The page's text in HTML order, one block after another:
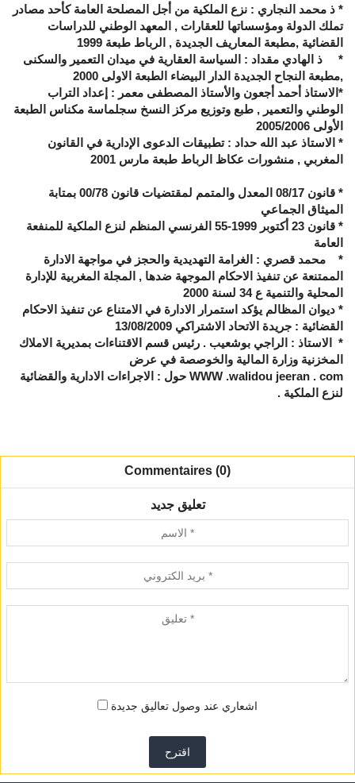
* ذ محمد النجاري : نزع الملكية من أجل المصلحة العامة كأحد مصادر
تملك الدولة ومؤسساتها للعقارات , المعهد الوطني للدراسات
القضائية ,مطبعة المعاريف الجديدة , الرباط طبعة 1999
* ذ الهادي مقداد : السياسة العقارية في ميدان التعمير والسكنى
,مطبعة النجاح الجديدة الدار البيضاء الطبعة الاولى 2000
*الاستاذ أحمد أجعون والأستاذ المصطفى معمر : إعداد التراب
الوطني والتعمير , طبع وتوزيع مركز النسخ سجلماسة مكناس الطبعة
الأولى 2005/2006
* الاستاذ عبد الله حداد : تطبيقات الدعوى الإدارية في القانون
المغربي , منشورات عكاظ الرباط طبعة مارس 2001
* قانون 08/17 المعدل والمتمم لمقتضيات قانون 00/78 بمتابة
الميثاق الجماعي
*
قانون 23 أكتوبر 1999-55 الفرنسي المنظم لنزع الملكية للمنفعة
العامة
* محمد قصري : الغرامة التهديدية والحجز في مواجهة الادارة
الممتنعة عن تنفيذ الاحكام الموجهة ضدها , المجلة المغربية للإدارة
المحلية والتنمية ع 34 لسنة 2000
* ديوان المظالم يؤكد استمرار الادارة في الامتناع عن تنفيذ الاحكام
القضائية : جريدة الاتحاد الاشتراكي 13/08/2009
* الاستاذ : الراجي بوشعيب . رئيس قسم الاقتناءات بمديرية الاملاك
المخزنية وزارة المالية والخوصصة في عرض
WWW .walidou jeeran . com حول : الاجراءات الادارية والقضائية
لنزع الملكية .
Commentaires (0)
تعليق جديد
اشعاري عند وصول تعاليق جديدة
اقترح